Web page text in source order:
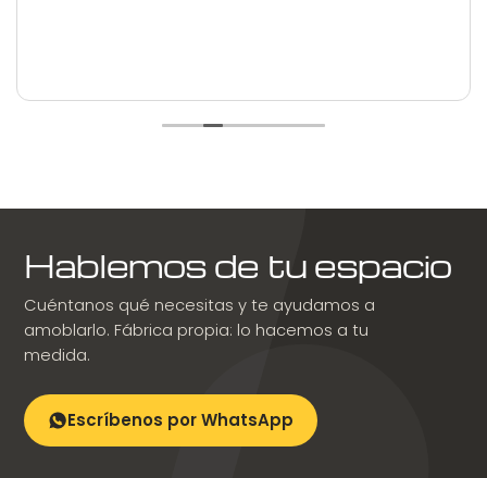
Hablemos de tu espacio
Cuéntanos qué necesitas y te ayudamos a
amoblarlo. Fábrica propia: lo hacemos a tu
medida.
Escríbenos por WhatsApp